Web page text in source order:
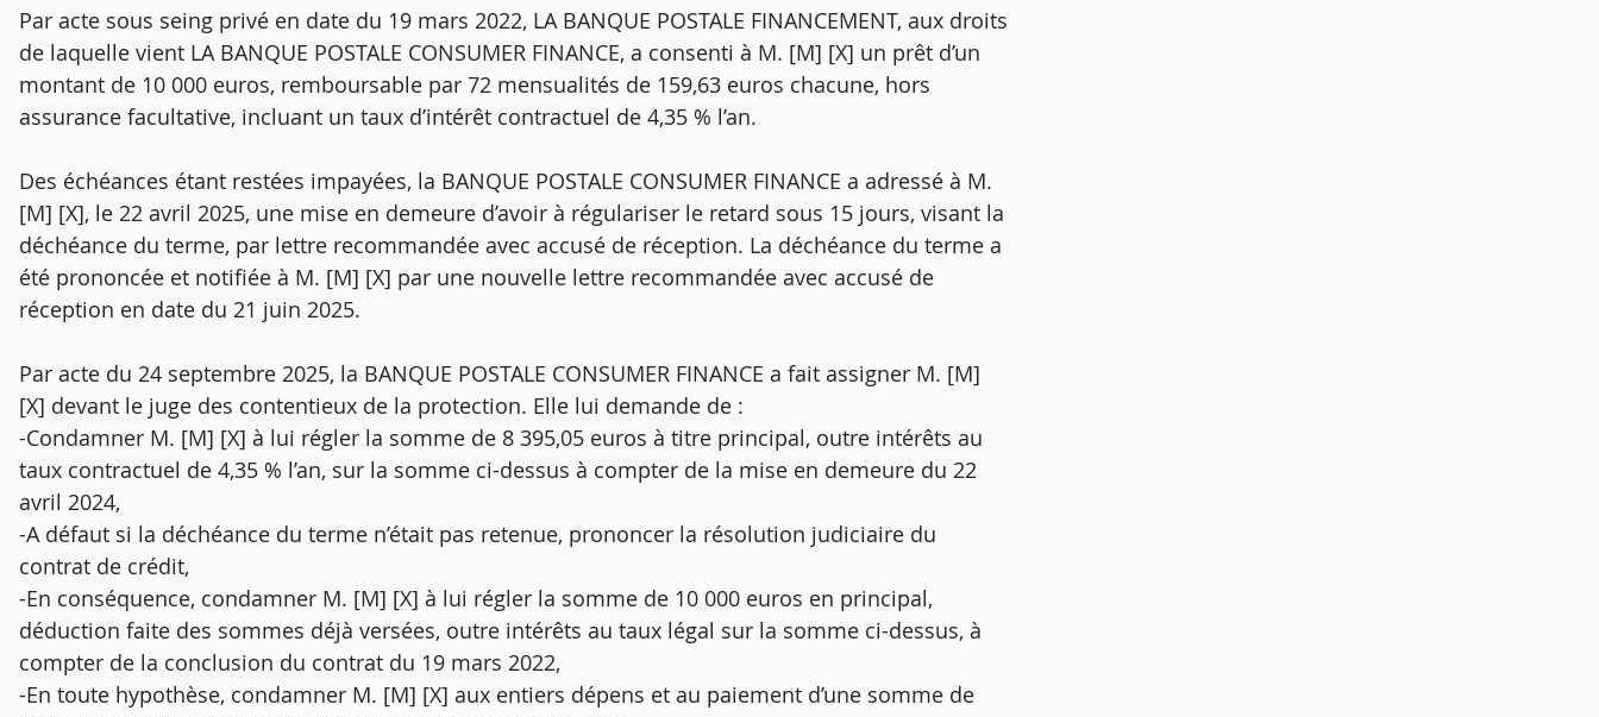
Par acte sous seing privé en date du 19 mars 2022, LA BANQUE POSTALE FINANCEMENT, aux droits
de laquelle vient LA BANQUE POSTALE CONSUMER FINANCE, a consenti à M. [M] [X] un prêt d’un
montant de 10 000 euros, remboursable par 72 mensualités de 159,63 euros chacune, hors
assurance facultative, incluant un taux d’intérêt contractuel de 4,35 % l’an.
Des échéances étant restées impayées, la BANQUE POSTALE CONSUMER FINANCE a adressé à M.
[M] [X], le 22 avril 2025, une mise en demeure d’avoir à régulariser le retard sous 15 jours, visant la
déchéance du terme, par lettre recommandée avec accusé de réception. La déchéance du terme a
été prononcée et notifiée à M. [M] [X] par une nouvelle lettre recommandée avec accusé de
réception en date du 21 juin 2025.
Par acte du 24 septembre 2025, la BANQUE POSTALE CONSUMER FINANCE a fait assigner M. [M]
[X] devant le juge des contentieux de la protection. Elle lui demande de :
-Condamner M. [M] [X] à lui régler la somme de 8 395,05 euros à titre principal, outre intérêts au
taux contractuel de 4,35 % l’an, sur la somme ci-dessus à compter de la mise en demeure du 22
avril 2024,
-A défaut si la déchéance du terme n’était pas retenue, prononcer la résolution judiciaire du
contrat de crédit,
-En conséquence, condamner M. [M] [X] à lui régler la somme de 10 000 euros en principal,
déduction faite des sommes déjà versées, outre intérêts au taux légal sur la somme ci-dessus, à
compter de la conclusion du contrat du 19 mars 2022,
-En toute hypothèse, condamner M. [M] [X] aux entiers dépens et au paiement d’une somme de